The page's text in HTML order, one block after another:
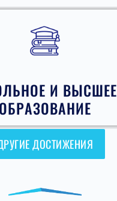
ПЕРИФЕРИИ
ДОСТИЖЕНИЯ